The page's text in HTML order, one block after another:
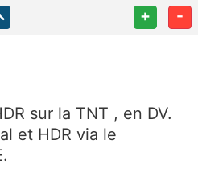
+ -
sur la TNT , en DV.
et HDR via le